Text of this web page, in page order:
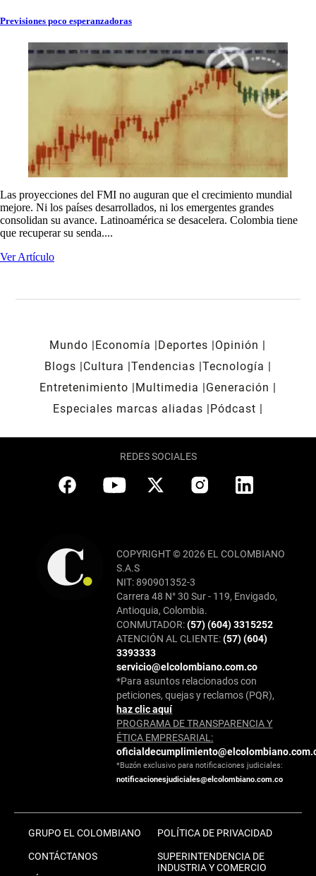
Previsiones poco esperanzadoras
Las proyecciones del FMI no auguran que el crecimiento mundial
mejore. Ni los países desarrollados, ni los emergentes grandes
consolidan su avance. Latinoamérica se desacelera. Colombia tiene
que recuperar su senda....
Ver Artículo
Mundo Economía Deportes
Opinión
Blogs
Cultura Tendencias Tecnología
Entretenimiento
Multimedia
Generación
Especiales marcas aliadas
Pódcast
REDES SOCIALES
COPYRIGHT © 2026 EL COLOMBIANO
S.A.S
NIT: 890901352-3
Carrera 48 N° 30 Sur - 119, Envigado,
Antioquia, Colombia.
CONMUTADOR:(57) (604) 3315252
ATENCIÓN AL CLIENTE:(57) (604)
3393333
servicio@elcolombiano.com.co
*Para asuntos relacionados con
peticiones, quejas y reclamos (PQR),
haz clic aquí
PROGRAMA DE TRANSPARENCIA Y
ÉTICA EMPRESARIAL:
*Buzón exclusivo para notificaciones judiciales:
notificacionesjudiciales@elcolombiano.com.co
GRUPO EL COLOMBIANO
CONTÁCTANOS
POLÍTICA DE PRIVACIDAD
SUPERINTENDENCIA DE
INDUSTRIA Y COMERCIO